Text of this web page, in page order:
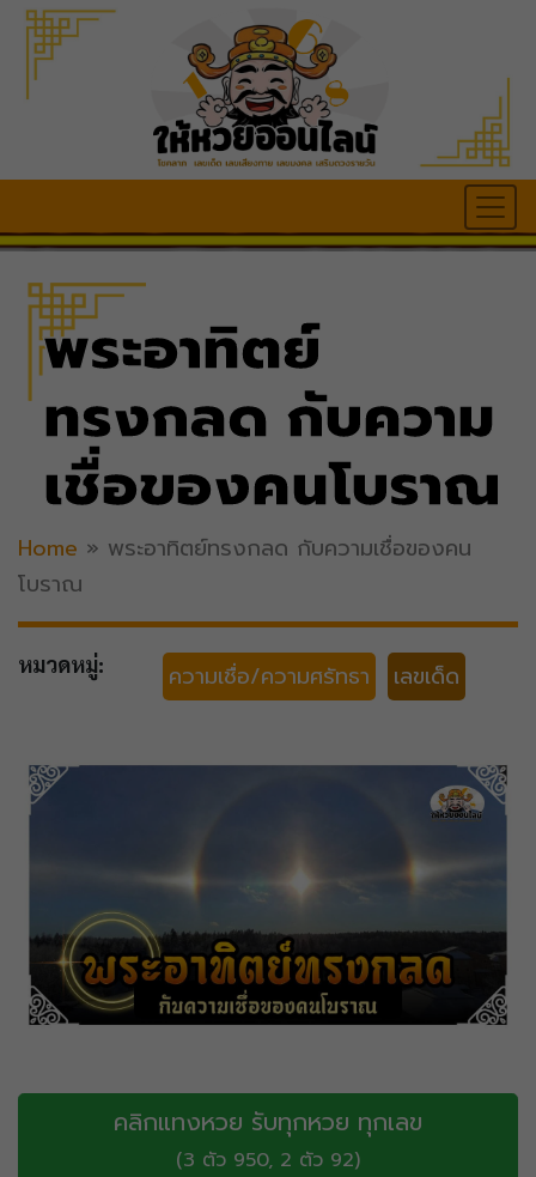
พระอาทิตย์
ทรงกลด กับความ
เชื่อของคนโบราณ
Home » พระอาทิตย์ทรงกลด กับความเชื่อของคน
โบราณ
หมวดหมู่: ความเชื่อ/ความศรัทธา เลขเด็ด
คลิกแทงหวย รับทุกหวย ทุกเลข
(3 ตัว 950, 2 ตัว 92)